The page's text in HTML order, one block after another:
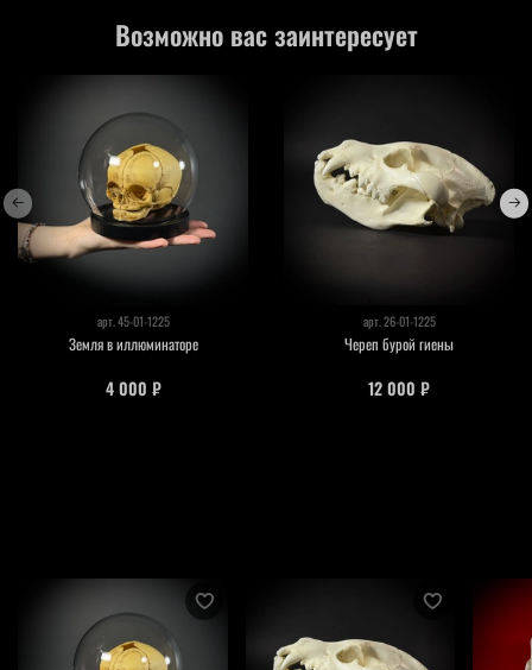
Возможно вас заинтересует
арт.45-01-1225
Земля в иллюминаторе
4 000 ₽
арт.26-01-1225
Череп бурой гиены
12 000 ₽